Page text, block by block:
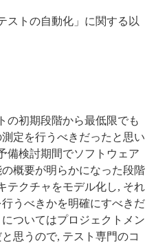
ストの自動化」に関する以
の初期段階から最低限でも
定を行うべきだったと思い
備検討期間でソフトウェア
概要が明らかになった段階
テクチャをモデル化し, それ
うべきかを明確にすべきだ
ついてはプロジェクトメン
思うので, テスト専門のコ